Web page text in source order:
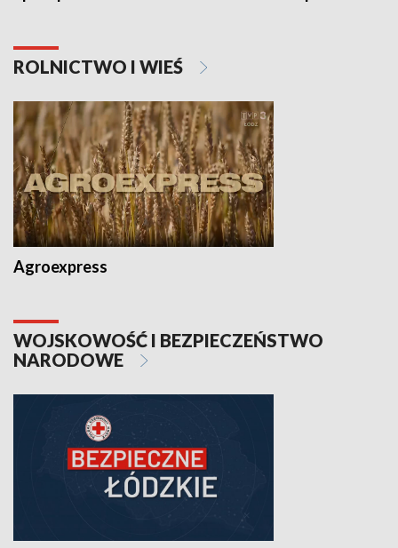
ROLNICTWO I WIEŚ
Agroexpress
WOJSKOWOŚĆ I BEZPIECZEŃSTWO
NARODOWE